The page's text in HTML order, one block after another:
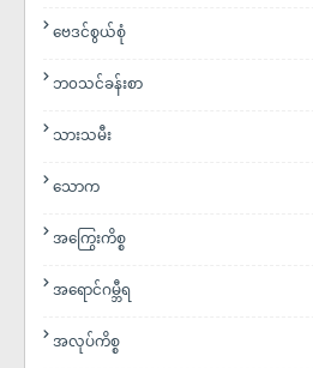
ဗေဒင်စွယ်စုံ
ဘ၀သင်ခန်းစာ
သားသမီး
​သောက
အကြွေးကိစ္စ
အရောင်ဂမ္ဘီရ
အလုပ်ကိစ္စ